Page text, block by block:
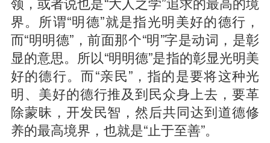
界。所谓“明德”就是指光明美好的德行，
而“明明德”，前面那个“明”字是动词，是彰
显的意思。所以“明明德”是指的彰显光明美
好的德行。而“亲民”，指的是要将这种光
明、美好的德行推及到民众身上去，要革
除蒙昧，开发民智，然后共同达到道德修
养的最高境界，也就是“止于至善”。